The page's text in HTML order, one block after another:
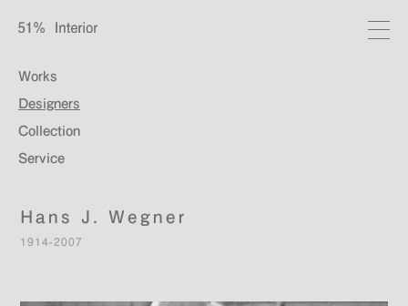
Works
Designers
Collection
Service
Hans J. Wegner
1914-2007